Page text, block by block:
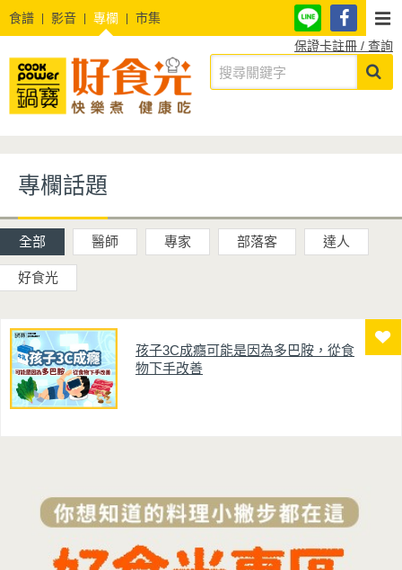
食譜 影音 專欄
市集
保證卡註冊 / 查詢
專欄話題
全部 醫師 專家 部落客 達人
好食光
孩子3C成癮可能是因為多巴胺，從食
物下手改善